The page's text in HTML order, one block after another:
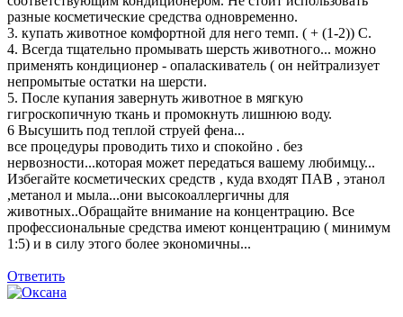
разные косметические средства одновременно.
3. купать животное комфортной для него темп. ( + (1-2)) С.
4. Всегда тщательно промывать шерсть животного... можно
применять кондиционер - опаласкиватель ( он нейтрализует
непромытые остатки на шерсти.
5. После купания завернуть животное в мягкую
гигроскопичную ткань и промокнуть лишнюю воду.
6 Высушить под теплой струей фена...
все процедуры проводить тихо и спокойно . без
нервозности...которая может передаться вашему любимцу...
Избегайте косметических средств , куда входят ПАВ , этанол
,метанол и мыла...они высокоаллергичны для
животных..Обращайте внимание на концентрацию. Все
профессиональные средства имеют концентрацию ( минимум
1:5) и в силу этого более экономичны...
Ответить